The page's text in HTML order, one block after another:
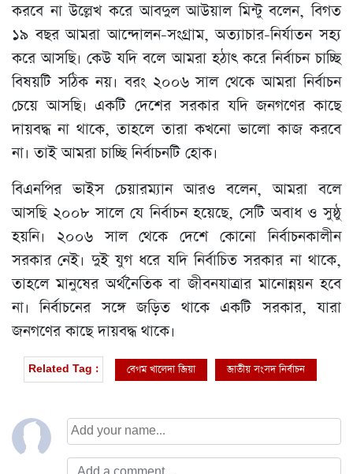
করবে না উল্লেখ করে আবদুল আউয়াল মিন্টু বলেন, বিগত
১৯ বছর আমরা আন্দোলন-সংগ্রাম, অত্যাচার-নির্যাতন সহ্য
করে আসছি। কেউ যদি বলে আমরা হঠাৎ করে নির্বাচন চাচ্ছি
বিষয়টি সঠিক নয়। বরং ২০০৬ সাল থেকে আমরা নির্বাচন
চেয়ে আসছি। একটি দেশের সরকার যদি জনগণের কাছে
দায়বদ্ধ না থাকে, তাহলে তারা কখনো ভালো কাজ করবে
না। তাই আমরা চাচ্ছি নির্বাচনটি হোক।
বিএনপির ভাইস চেয়ারম্যান আরও বলেন, আমরা বলে
আসছি ২০০৮ সালে যে নির্বাচন হয়েছে, সেটি অবাধ ও সুষ্ঠু
হয়নি। ২০০৬ সাল থেকে দেশে কোনো নির্বাচনকালীন
সরকার নেই। দুই যুগ ধরে যদি নির্বাচিত সরকার না থাকে,
তাহলে মানুষের অর্থনৈতিক বা জীবনযাত্রার মানোন্নয়ন হবে
না। নির্বাচনের সঙ্গে জড়িত থাকে একটি সরকার, যারা
জনগণের কাছে দায়বদ্ধ থাকে।
Related Tag : বেগম খালেদা জিয়া জাতীয় সংসদ নির্বাচন